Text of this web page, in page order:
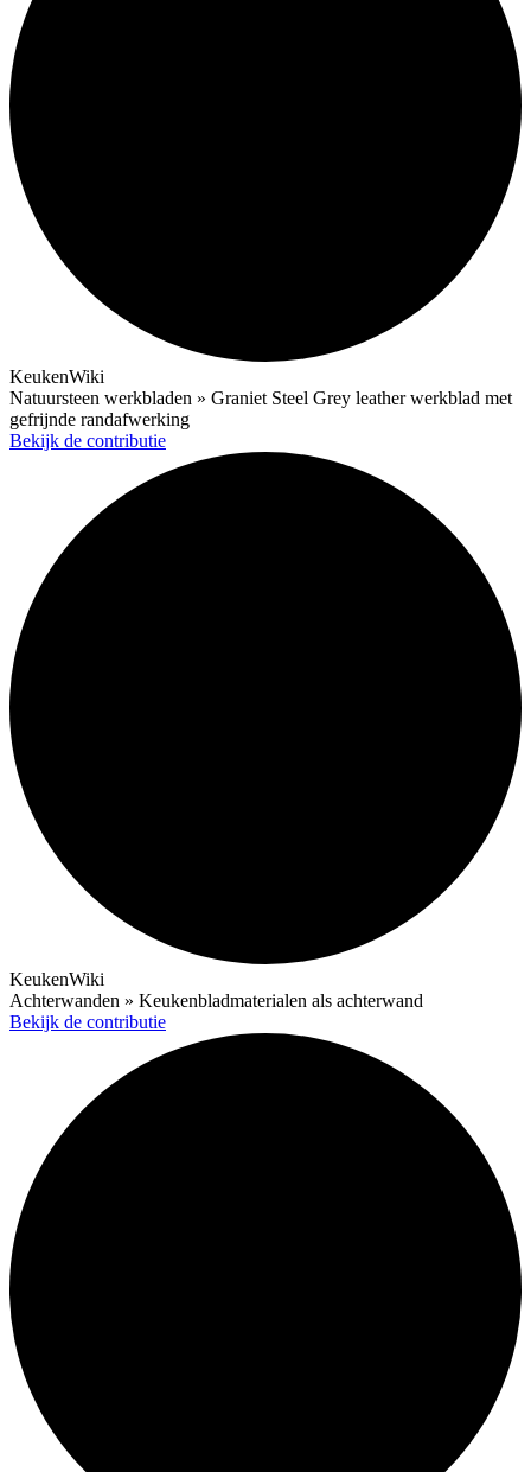
KeukenWiki
Natuursteen werkbladen » Graniet Steel Grey leather werkblad met
gefrijnde randafwerking
Bekijk de contributie
KeukenWiki
Achterwanden » Keukenbladmaterialen als achterwand
Bekijk de contributie